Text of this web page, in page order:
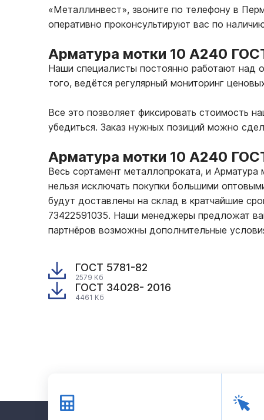
«Металлинвест», звоните по телефону в
оперативно проконсультируют вас по
Арматура мотки 10 А240
Наши специалисты постоянно работают над
того, ведётся регулярный мониторинг
Все это позволяет фиксировать стоимость
убедиться. Заказ нужных позиций можно
Арматура мотки 10 А240
Весь сортамент металлопроката, и
нельзя исключать покупки большими
будут доставлены на склад в кратчайшие
73422591035. Наши менеджеры предложат
партнёров возможны дополнительные
ГОСТ 5781-82
2579 Кб
ГОСТ 34028- 2016
4461 Кб